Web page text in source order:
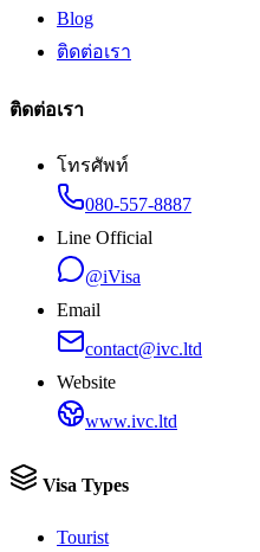
Blog
ติดต่อเรา
ติดต่อเรา
โทรศัพท์
080-557-8887
Line Official
@iVisa
Email
contact@ivc.ltd
Website
www.ivc.ltd
Visa Types
Tourist